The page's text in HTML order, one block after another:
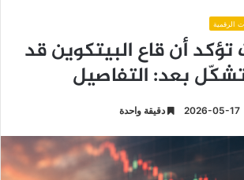
الرقمية
تؤكد أن قاع البيتكوين قد
بعد: التفاصيل
2026-05-17 دقيقة واحدة